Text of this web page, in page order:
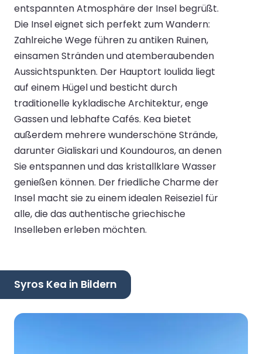
entspannten Atmosphäre der Insel begrüßt.
Die Insel eignet sich perfekt zum Wandern:
Zahlreiche Wege führen zu antiken Ruinen,
einsamen Stränden und atemberaubenden
Aussichtspunkten. Der Hauptort Ioulida liegt
auf einem Hügel und besticht durch
traditionelle kykladische Architektur, enge
Gassen und lebhafte Cafés. Kea bietet
außerdem mehrere wunderschöne Strände,
darunter Gialiskari und Koundouros, an denen
Sie entspannen und das kristallklare Wasser
genießen können. Der friedliche Charme der
Insel macht sie zu einem idealen Reiseziel für
alle, die das authentische griechische
Inselleben erleben möchten.
Syros Kea in Bildern